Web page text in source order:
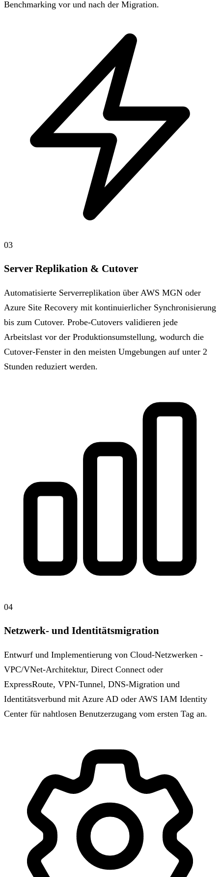
Benchmarking vor und nach der Migration.
03
Server Replikation & Cutover
Automatisierte Serverreplikation über AWS MGN oder
Azure Site Recovery mit kontinuierlicher Synchronisierung
bis zum Cutover. Probe-Cutovers validieren jede
Arbeitslast vor der Produktionsumstellung, wodurch die
Cutover-Fenster in den meisten Umgebungen auf unter 2
Stunden reduziert werden.
04
Netzwerk- und Identitätsmigration
Entwurf und Implementierung von Cloud-Netzwerken -
VPC/VNet-Architektur, Direct Connect oder
ExpressRoute, VPN-Tunnel, DNS-Migration und
Identitätsverbund mit Azure AD oder AWS IAM Identity
Center für nahtlosen Benutzerzugang vom ersten Tag an.